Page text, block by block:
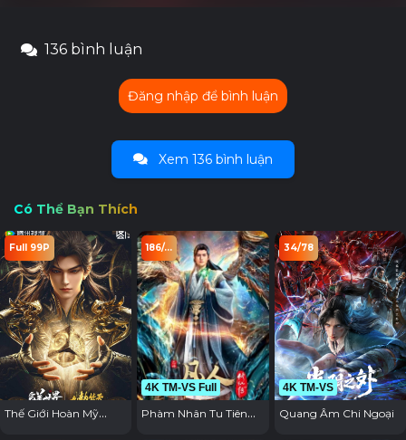
136 bình luận
Đăng nhập để bình luận
Xem 136 bình luận
Có Thể Bạn Thích
Full 99P
Thế Giới Hoàn Mỹ
186/...
4K TM-VS Full
Phàm Nhân Tu Tiên
34/78
4K TM-VS
Quang Âm Chi Ngoại